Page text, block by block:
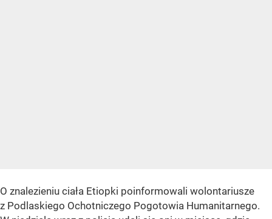
O znalezieniu ciała Etiopki poinformowali wolontariusze
z Podlaskiego Ochotniczego Pogotowia Humanitarnego.